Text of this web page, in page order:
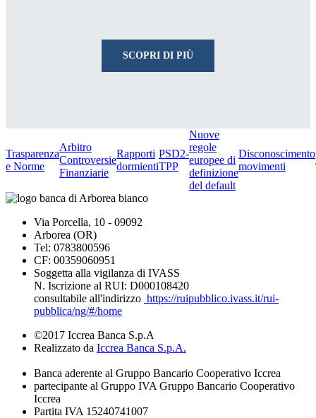
SCOPRI DI PIÙ
Trasparenza
e Norme
Arbitro
Controversie
Finanziarie
Rapporti
dormienti
PSD2-
TPP
Nuove
regole
europee di
definizione
del default
Disconoscimento
movimenti
Via Porcella, 10 - 09092
Arborea (OR)
Tel: 0783800596
CF: 00359060951
Soggetta alla vigilanza di IVASS
N. Iscrizione al RUI: D000108420
consultabile all'indirizzo https://ruipubblico.ivass.it/rui-
pubblica/ng/#/home
©2017 Iccrea Banca S.p.A
Realizzato da Iccrea Banca S.p.A.
Banca aderente al Gruppo Bancario Cooperativo Iccrea
partecipante al Gruppo IVA Gruppo Bancario Cooperativo
Iccrea
Partita IVA 15240741007